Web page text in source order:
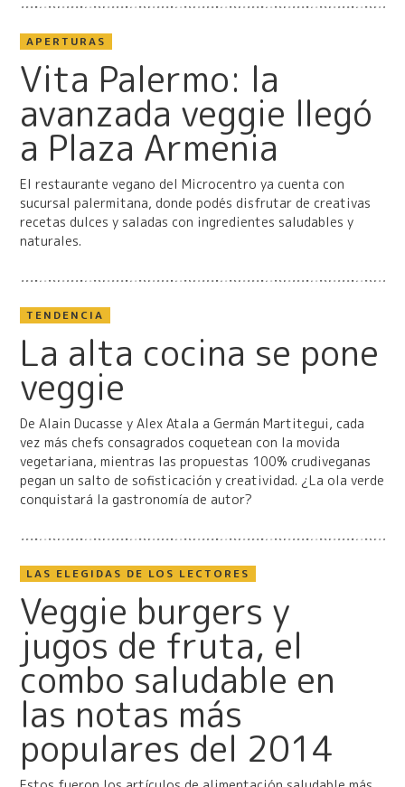
APERTURAS
Vita Palermo: la
avanzada veggie llegó
a Plaza Armenia
El restaurante vegano del Microcentro ya cuenta con
sucursal palermitana, donde podés disfrutar de creativas
recetas dulces y saladas con ingredientes saludables y
naturales.
TENDENCIA
La alta cocina se pone
veggie
De Alain Ducasse y Alex Atala a Germán Martitegui, cada
vez más chefs consagrados coquetean con la movida
vegetariana, mientras las propuestas 100% crudiveganas
pegan un salto de sofisticación y creatividad. ¿La ola verde
conquistará la gastronomía de autor?
LAS ELEGIDAS DE LOS LECTORES
Veggie burgers y
jugos de fruta, el
combo saludable en
las notas más
populares del 2014